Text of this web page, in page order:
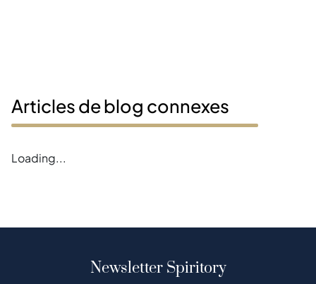
Articles de blog connexes
Loading...
Newsletter Spiritory